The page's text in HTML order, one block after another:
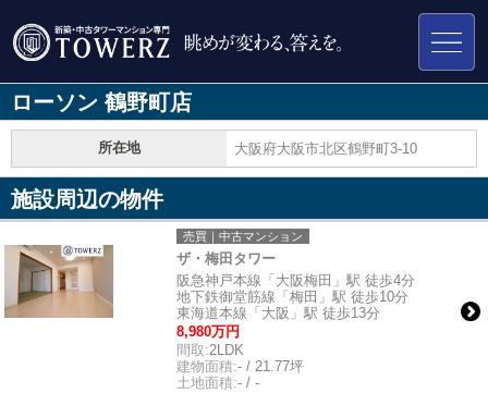
ローソン 鶴野町店
所在地 大阪府大阪市北区鶴野町3-10
施設周辺の物件
売買｜中古マンション
ザ・梅田タワー
阪急神戸本線「大阪梅田」駅 徒歩4分
地下鉄御堂筋線「梅田」駅 徒歩10分
東海道本線「大阪」駅 徒歩13分
8,980万円
間取:2LDK
建物面積:- / 21.77坪
土地面積:- / -